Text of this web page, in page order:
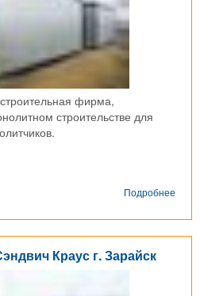
фирма,
строительстве для
Подробнее
Краус г. Зарайск